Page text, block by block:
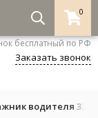
0
8-800-333-5530
бесплатный по РФ
Заказать звонок
водителя